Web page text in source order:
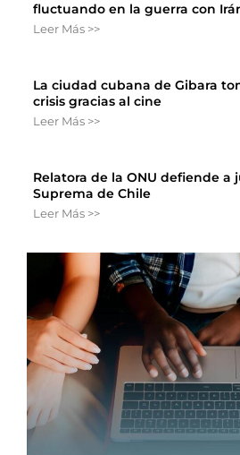
fluctuando en la guerra con
Leer Más >>
La ciudad cubana de Gibara
crisis gracias al cine
Leer Más >>
Relatora de la ONU defiende a
Suprema de Chile
Leer Más >>